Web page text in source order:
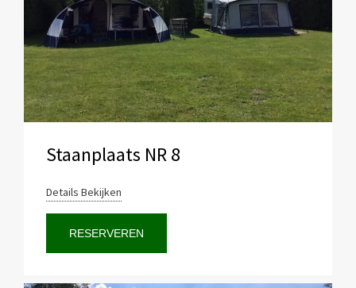
Staanplaats NR 8
Details Bekijken
RESERVEREN